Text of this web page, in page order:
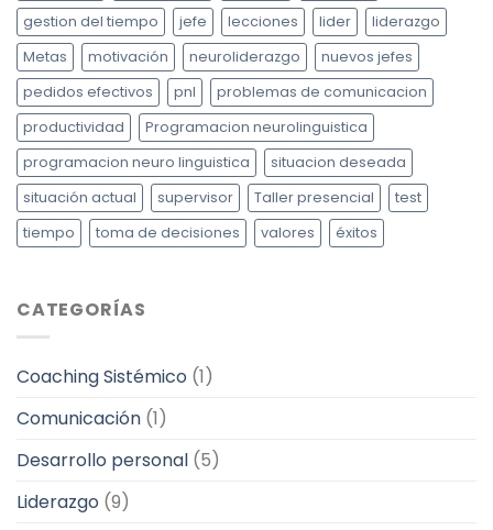
gestion del tiempo
jefe lecciones lider
liderazgo
Metas
motivación neuroliderazgo
nuevos jefes
pedidos efectivos
pnl
problemas de comunicacion
productividad
Programacion neurolinguistica
programacion neuro linguistica
situacion deseada
situación actual
supervisor Taller presencial
test
tiempo
toma de decisiones valores éxitos
CATEGORÍAS
Coaching Sistémico (1)
Comunicación (1)
Desarrollo personal (5)
Liderazgo (9)